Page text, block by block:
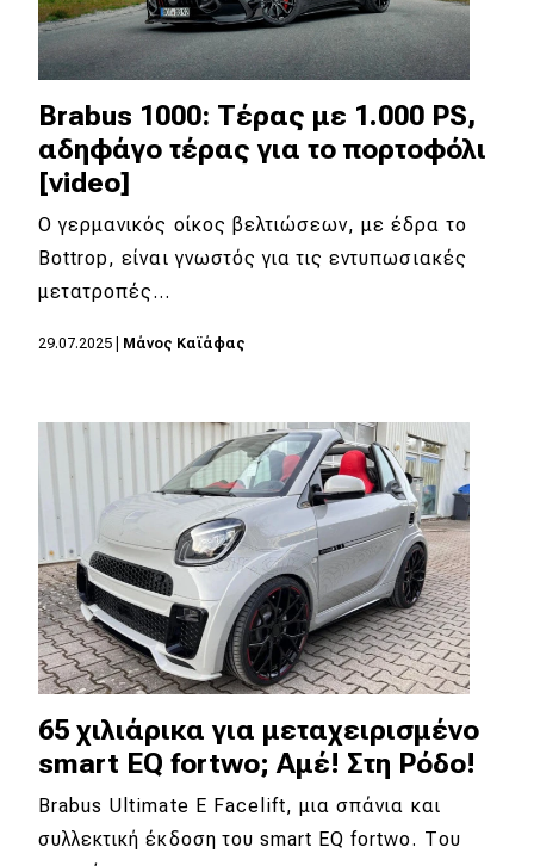
Χρηστικά
Συμβουλές
ΚΤΕΟ
Οδική βοήθεια
eDRIVE
Brabus 1000: Tέρας με 1.000 PS,
αδηφάγο τέρας για το πορτοφόλι
[video]
Ο γερμανικός οίκος βελτιώσεων, με έδρα το
Bottrop, είναι γνωστός για τις εντυπωσιακές
μετατροπές…
29.07.2025 Μάνος Καϊάφας
65 χιλιάρικα για μεταχειρισμένο
smart EQ fortwo; Αμέ! Στη Ρόδο!
Brabus Ultimate E Facelift, μια σπάνια και
συλλεκτική έκδοση του smart EQ fortwo. Του